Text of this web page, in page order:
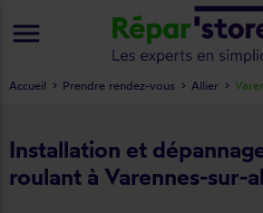
Installation et
roulant à Varennes-sur-
Accueil Prendre rendez-vous Allier
menu